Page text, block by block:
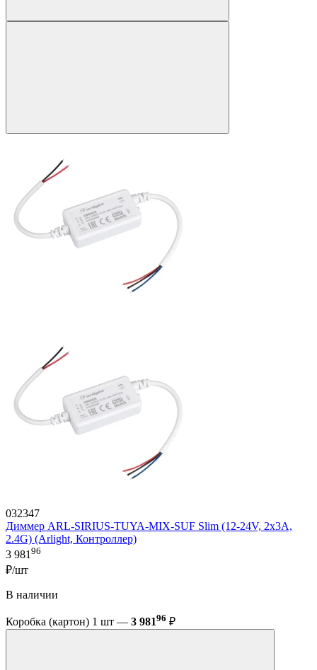
032347
Диммер ARL-SIRIUS-TUYA-MIX-SUF Slim (12-24V, 2x3A,
2.4G) (Arlight, Контроллер)
3 98196
₽/шт
В наличии
Коробка (картон) 1 шт — 3 98196 ₽